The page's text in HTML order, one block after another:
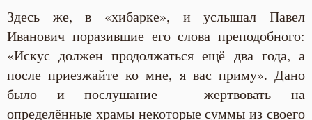
Здесь же, в «хибарке», и услышал Павел
Иванович поразившие его слова преподобного:
«Искус должен продолжаться ещё два года, а
после приезжайте ко мне, я вас приму». Дано
было и послушание – жертвовать на
определённые храмы некоторые суммы из своего